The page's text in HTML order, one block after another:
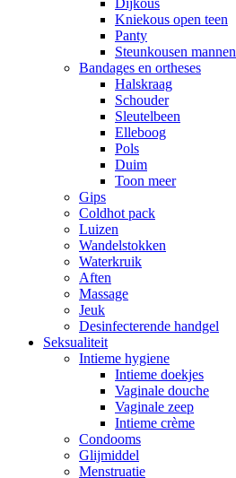
Kniekous open teen
Panty
Steunkousen mannen
Bandages en ortheses
Halskraag
Schouder
Sleutelbeen
Elleboog
Pols
Duim
Toon meer
Gips
Coldhot pack
Luizen
Wandelstokken
Waterkruik
Aften
Massage
Jeuk
Desinfecterende handgel
Seksualiteit
Intieme hygiene
Intieme doekjes
Vaginale douche
Vaginale zeep
Intieme crème
Condooms
Glijmiddel
Menstruatie